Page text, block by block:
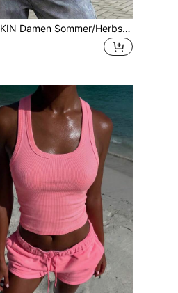
GLAMSKIN Damen Sommer/Herbst Basic gestreiftes Rundhals locker geschnittenes Kurzarm T-Shirt, einfarbig minimalistisches lässiges Top, geeignet für Schulanfang, Ausflüge, Streetwear, Arbeitsweg